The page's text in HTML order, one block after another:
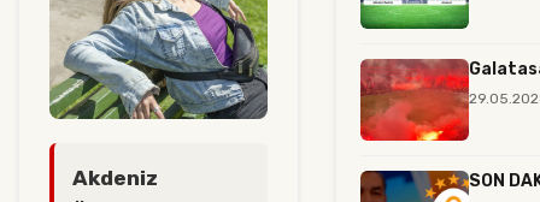
Akdeniz
SON